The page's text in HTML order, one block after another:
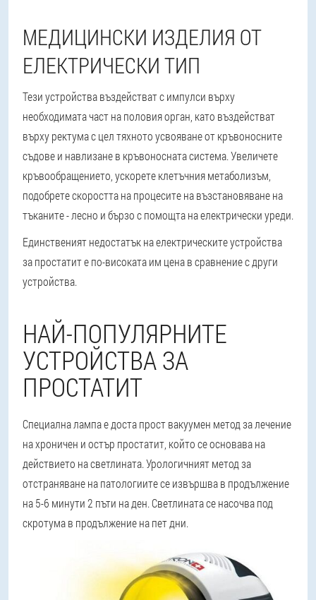
МЕДИЦИНСКИ ИЗДЕЛИЯ ОТ
ЕЛЕКТРИЧЕСКИ ТИП
Тези устройства въздействат с импулси върху
необходимата част на половия орган, като въздействат
върху ректума с цел тяхното усвояване от кръвоносните
съдове и навлизане в кръвоносната система. Увеличете
кръвообращението, ускорете клетъчния метаболизъм,
подобрете скоростта на процесите на възстановяване на
тъканите - лесно и бързо с помощта на електрически уреди.
Единственият недостатък на електрическите устройства
за простатит е по-високата им цена в сравнение с други
устройства.
НАЙ-ПОПУЛЯРНИТЕ
УСТРОЙСТВА ЗА
ПРОСТАТИТ
Специална лампа е доста прост вакуумен метод за лечение
на хроничен и остър простатит, който се основава на
действието на светлината. Урологичният метод за
отстраняване на патологиите се извършва в продължение
на 5-6 минути 2 пъти на ден. Светлината се насочва под
скротума в продължение на пет дни.